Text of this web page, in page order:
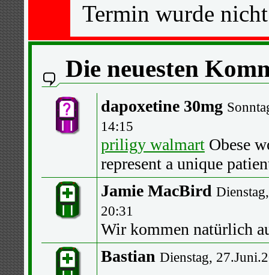
Termin wurde
Die neuesten
dapoxetine 30mg
14:15
priligy walmartObese
represent a unique
Jamie MacBird
20:31
Wir kommen natürlich
Bastian Dienstag,